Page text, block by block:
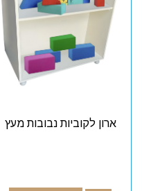
ארון לקוביות נבובות מעץ